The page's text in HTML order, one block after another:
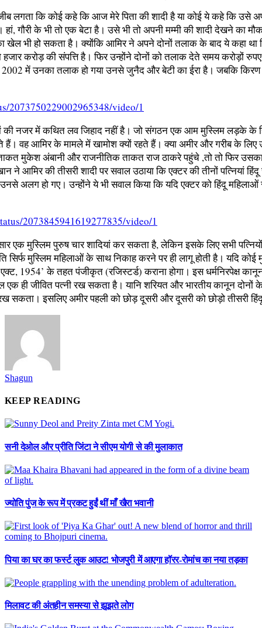
लगता कि कोई कहे कि आज मेरे पिता की शादी है या कोई ये कहे कि उसे
गौरी के भी तो एक बेटा है। उसे भी तो अपनी मम्मी की शादी देखने का
भी हो सकता है। क्योंकि आमिर ने अपने दोनों तलाक के बाद ये कहा था
करोड़ की संपत्ति है। फिर उन्होंने दोनों को तलाक देते समय करोड़ों
2002 में उनका तलाक हो गया उनसे जुनैद और बेटी का ईरा है। जबकि किरण
2073750229002965348/video/1
की नजर में कथित लव जिहाद नहीं है। जो संगठन एक आम मुस्लिम लड़के के
हैं। वह आमिर के मामले में खामोश क्यों रहते हैं। क्या अमीर और गरीब के
मुकेश अंबानी और राजनीतिक ताकत राज ठाकरे पहुंचे ,तो तो फिर
ने आमिर की तीसरी शादी पर सवाल उठाया कि एक्टर की तीनों पत्नियां
अलग हो गए। उन्होंने ये भी सवाल किया कि यदि एक्टर को हिंदू महिलाओं
2073845941619277835/video/1
एक मुस्लिम पुरुष चार शादियां कर सकता है, लेकिन इसके लिए सभी पत्नियों
सिर्फ मुस्लिम महिलाओं के साथ निकाह करने पर ही लागू होती है। यदि कोई
1954’ के तहत पंजीकृत (रजिस्टर्ड) कराना होगा। इस धर्मनिरपेक्ष
एक ही जीवित पत्नी रख सकता है। यानि शरियत और भारतीय कानून
सकता। इसलिए अमीर पहली को छोड़ दूसरी और दूसरी को छोड़ो तीसरी
Shagun
KEEP READING
सनी देओल और प्रीति जिंटा ने सीएम योगी से की मुलाकात
ज्योति पुंज के रूप में प्रकट हुईं थीं माँ खैरा भवानी
पिया का घर का फर्स्ट लुक आउट! भोजपुरी में आएगा हॉरर-रोमांच का नया तड़का
मिलावट की अंतहीन समस्या से झूझते लोग